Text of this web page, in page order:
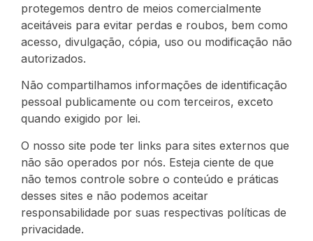
protegemos dentro de meios comercialmente
aceitáveis ​​para evitar perdas e roubos, bem como
acesso, divulgação, cópia, uso ou modificação não
autorizados.
Não compartilhamos informações de identificação
pessoal publicamente ou com terceiros, exceto
quando exigido por lei.
O nosso site pode ter links para sites externos que
não são operados por nós. Esteja ciente de que
não temos controle sobre o conteúdo e práticas
desses sites e não podemos aceitar
responsabilidade por suas respectivas políticas de
privacidade.